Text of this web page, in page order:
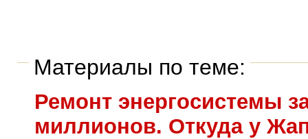
Материалы по теме:
Ремонт энергосистемы
миллионов. Откуда у